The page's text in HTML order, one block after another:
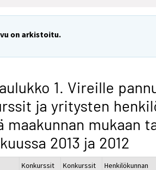
on arkistoitu.
1. Vireille
ja yritysten
maakunnan mukaan
2013 ja 2012
Konkurssit
Konkurssit
Henkilökunnan